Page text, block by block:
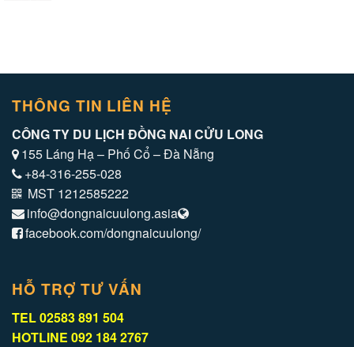
THÔNG TIN LIÊN HỆ
CÔNG TY DU LỊCH ĐỒNG NAI CỬU LONG
155 Láng Hạ – Phố Cổ – Đà Nẵng
+84-316-255-028
MST 1212585222
info@dongnaicuulong.asia
facebook.com/dongnaicuulong/
HỖ TRỢ TƯ VẤN
TEL 02583 891 504
HOTLINE 092 184 2767